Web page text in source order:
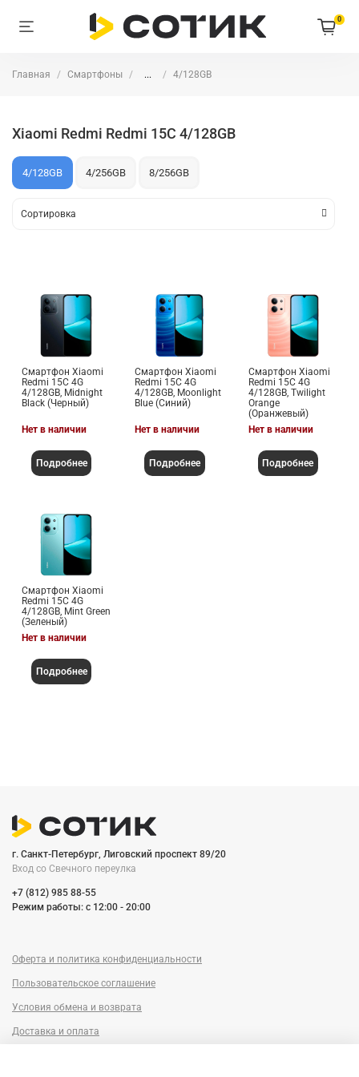
0
Главная Смартфоны ... 4/128GB
Xiaomi Redmi Redmi 15C 4/128GB
4/128GB 4/256GB 8/256GB
Смартфон Xiaomi
Redmi 15C 4G
4/128GB, Midnight
Black (Черный)
Нет в наличии
Подробнее
Смартфон Xiaomi
Redmi 15C 4G
4/128GB, Moonlight
Blue (Синий)
Нет в наличии
Подробнее
Смартфон Xiaomi
Redmi 15C 4G
4/128GB, Twilight
Orange
(Оранжевый)
Нет в наличии
Подробнее
Смартфон Xiaomi
Redmi 15C 4G
4/128GB, Mint Green
(Зеленый)
Нет в наличии
Подробнее
г. Санкт-Петербург, Лиговский проспект 89/20
Вход со Cвечного переулка
+7 (812) 985 88-55
Режим работы: c 12:00 - 20:00
Оферта и политика конфиденциальности
Пользовательское соглашение
Условия обмена и возврата
Доставка и оплата